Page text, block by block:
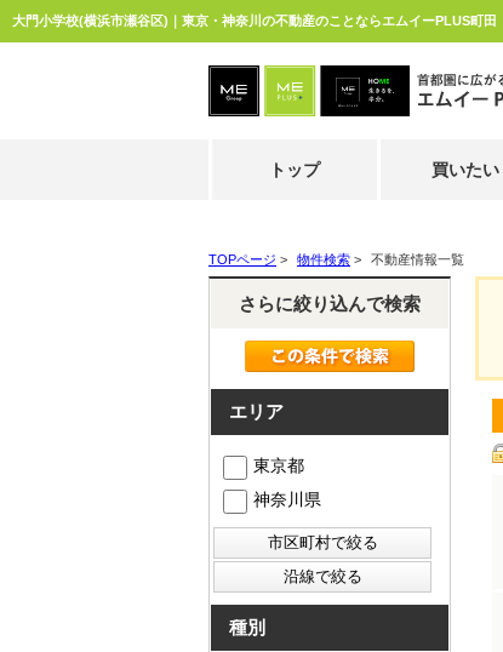
大門小学校(横浜市瀬谷区)｜東京・神奈川の不動産のことならエムイーPLUS町田
トップ 買いたい
TOPページ > 物件検索 > 不動産情報一覧
さらに絞り込んで検索
エリア
東京都
神奈川県
種別